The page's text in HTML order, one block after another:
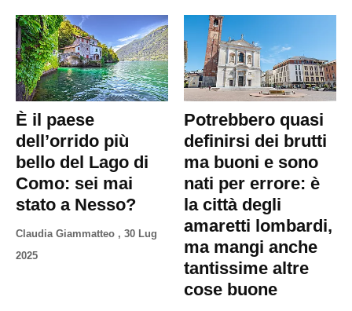
È il paese
dell’orrido più
bello del Lago di
Como: sei mai
stato a Nesso?
Claudia Giammatteo , 30 Lug
2025
Potrebbero quasi
definirsi dei brutti
ma buoni e sono
nati per errore: è
la città degli
amaretti lombardi,
ma mangi anche
tantissime altre
cose buone